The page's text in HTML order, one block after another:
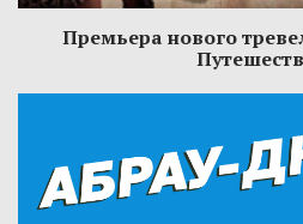
Премьера нового